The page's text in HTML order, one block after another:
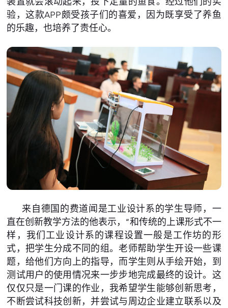
验，这款APP颇受孩子们的喜爱，因为既享受了养鱼
的乐趣，也培养了责任心。
来自德国的费道闻是工业设计系的学生导师，一
直在创新教学方法的他表示，“和传统的上课形式不一
样，我们工业设计系的课程设置一般是工作坊的形
式，把学生分成不同的组。老师帮助学生开设一些课
题，给他们方向上的指导，而学生则从手绘开始，到
测试用户的使用情况来一步步地完成最终的设计。这
仅仅只是一门课的作业，我希望学生能够创新思考，
不断尝试科技创新，并尝试与周边企业建立联系以及